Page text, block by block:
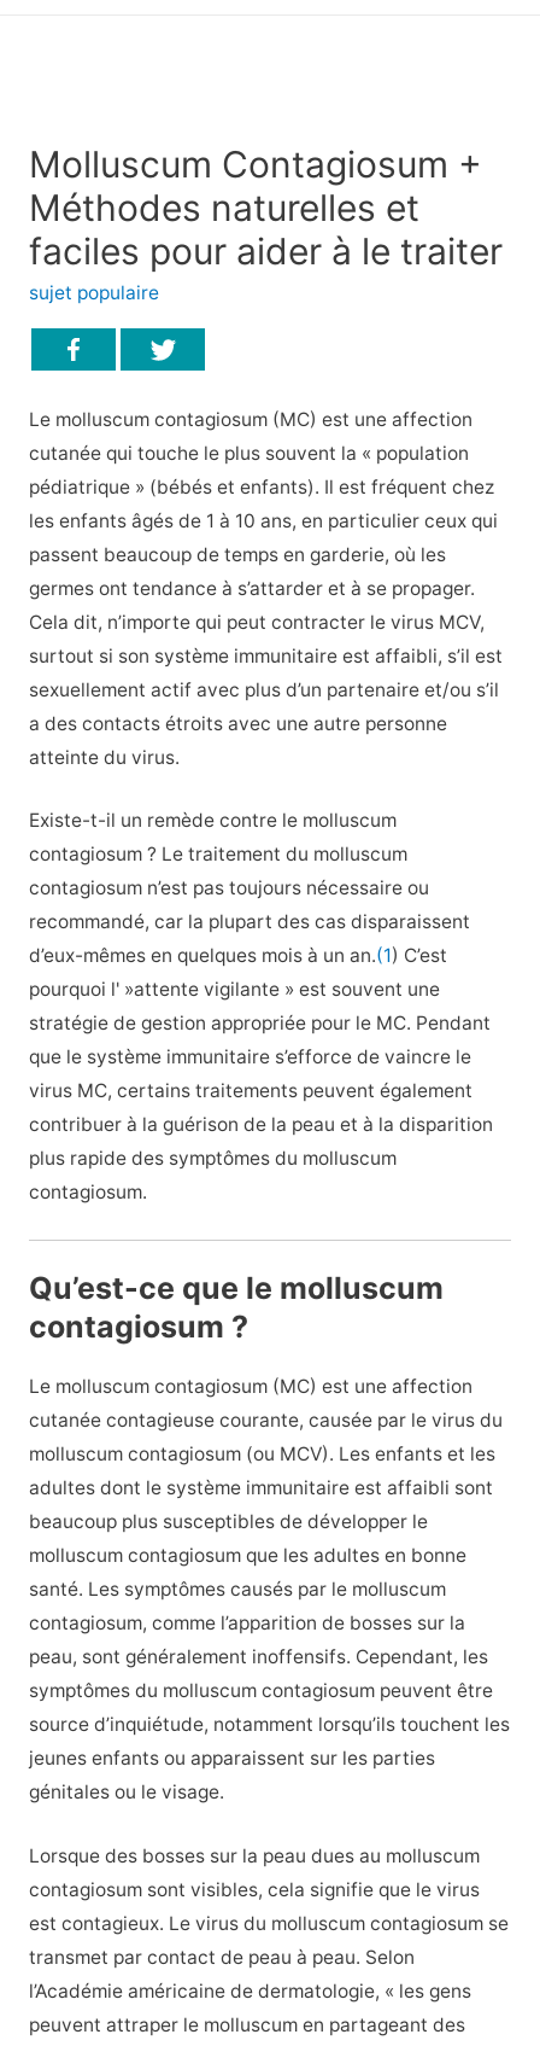
Molluscum Contagiosum +
Méthodes naturelles et
faciles pour aider à le traiter
sujet populaire
Le molluscum contagiosum (MC) est une affection
cutanée qui touche le plus souvent la « population
pédiatrique » (bébés et enfants). Il est fréquent chez
les enfants âgés de 1 à 10 ans, en particulier ceux qui
passent beaucoup de temps en garderie, où les
germes ont tendance à s’attarder et à se propager.
Cela dit, n’importe qui peut contracter le virus MCV,
surtout si son système immunitaire est affaibli, s’il est
sexuellement actif avec plus d’un partenaire et/ou s’il
a des contacts étroits avec une autre personne
atteinte du virus.
Existe-t-il un remède contre le molluscum
contagiosum ? Le traitement du molluscum
contagiosum n’est pas toujours nécessaire ou
recommandé, car la plupart des cas disparaissent
d’eux-mêmes en quelques mois à un an.(1) C’est
pourquoi l' »attente vigilante » est souvent une
stratégie de gestion appropriée pour le MC. Pendant
que le système immunitaire s’efforce de vaincre le
virus MC, certains traitements peuvent également
contribuer à la guérison de la peau et à la disparition
plus rapide des symptômes du molluscum
contagiosum.
Qu’est-ce que le molluscum
contagiosum ?
Le molluscum contagiosum (MC) est une affection
cutanée contagieuse courante, causée par le virus du
molluscum contagiosum (ou MCV). Les enfants et les
adultes dont le système immunitaire est affaibli sont
beaucoup plus susceptibles de développer le
molluscum contagiosum que les adultes en bonne
santé. Les symptômes causés par le molluscum
contagiosum, comme l’apparition de bosses sur la
peau, sont généralement inoffensifs. Cependant, les
symptômes du molluscum contagiosum peuvent être
source d’inquiétude, notamment lorsqu’ils touchent les
jeunes enfants ou apparaissent sur les parties
génitales ou le visage.
Lorsque des bosses sur la peau dues au molluscum
contagiosum sont visibles, cela signifie que le virus
est contagieux. Le virus du molluscum contagiosum se
transmet par contact de peau à peau. Selon
l’Académie américaine de dermatologie, « les gens
peuvent attraper le molluscum en partageant des